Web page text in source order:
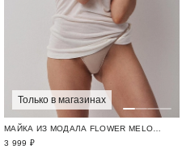
Только в магазинах
МАЙКА ИЗ МОДАЛА FLOWER MELODY / ОДЕЖДА ИЗ МОДАЛА И КРУЖЕВА
3 999 ₽